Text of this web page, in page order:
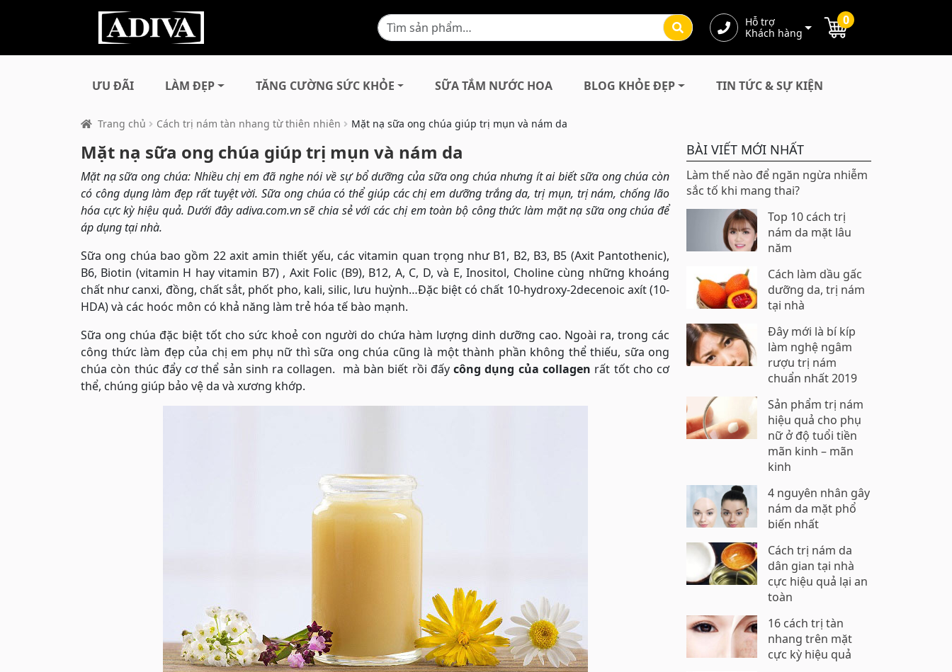
Hỗ trợ
Khách hàng
0
ƯU ĐÃI LÀM ĐẸP TĂNG CƯỜNG SỨC KHỎE SỮA TẮM NƯỚC HOA BLOG KHỎE ĐẸP TIN TỨC & SỰ KIỆN
Trang chủ Cách trị nám tàn nhang từ thiên nhiên Mặt nạ sữa ong chúa giúp trị mụn và nám da
Mặt nạ sữa ong chúa giúp trị mụn và nám da
Mặt nạ sữa ong chúa: Nhiều chị em đã nghe nói về sự bổ dưỡng của sữa ong chúa nhưng ít ai biết sữa ong chúa còn
có công dụng làm đẹp rất tuyệt vời. Sữa ong chúa có thể giúp các chị em dưỡng trắng da, trị mụn, trị nám, chống lão
hóa cực kỳ hiệu quả. Dưới đây adiva.com.vn sẽ chia sẻ với các chị em toàn bộ công thức làm mặt nạ sữa ong chúa để
áp dụng tại nhà.
Sữa ong chúa bao gồm 22 axit amin thiết yếu, các vitamin quan trọng như B1, B2, B3, B5 (Axit Pantothenic),
B6, Biotin (vitamin H hay vitamin B7) , Axit Folic (B9), B12, A, C, D, và E, Inositol, Choline cùng những khoáng
chất như canxi, đồng, chất sắt, phốt pho, kali, silic, lưu huỳnh…Đặc biệt có chất 10-hydroxy-2decenoic axít (10-
HDA) và các hoóc môn có khả năng làm trẻ hóa tế bào mạnh.
Sữa ong chúa đặc biệt tốt cho sức khoẻ con người do chứa hàm lượng dinh dưỡng cao. Ngoài ra, trong các
công thức làm đẹp của chị em phụ nữ thì sữa ong chúa cũng là một thành phần không thể thiếu, sữa ong
chúa còn thúc đẩy cơ thể sản sinh ra collagen. mà bàn biết rồi đấycông dụng của collagen rất tốt cho cơ
thể, chúng giúp bảo vệ da và xương khớp.
BÀI VIẾT MỚI NHẤT
Làm thế nào để ngăn ngừa nhiễm
sắc tố khi mang thai?
Top 10 cách trị
nám da mặt lâu
năm
Cách làm dầu gấc
dưỡng da, trị nám
tại nhà
Đây mới là bí kíp
làm nghệ ngâm
rượu trị nám
chuẩn nhất 2019
Sản phẩm trị nám
hiệu quả cho phụ
nữ ở độ tuổi tiền
mãn kinh – mãn
kinh
4 nguyên nhân gây
nám da mặt phổ
biến nhất
Cách trị nám da
dân gian tại nhà
cực hiệu quả lại an
toàn
16 cách trị tàn
nhang trên mặt
cực kỳ hiệu quả